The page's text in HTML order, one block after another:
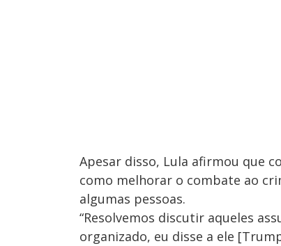
Apesar disso, Lula afirmou que
como melhorar o combate ao
algumas pessoas.
“Resolvemos discutir aqueles
organizado, eu disse a ele